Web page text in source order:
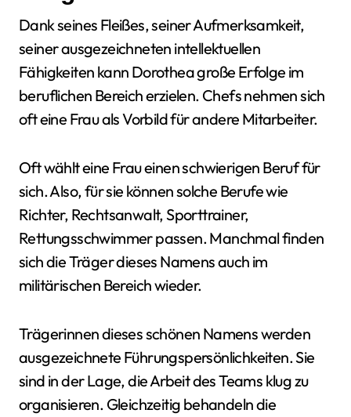
Dank seines Fleißes, seiner Aufmerksamkeit,
seiner ausgezeichneten intellektuellen
Fähigkeiten kann Dorothea große Erfolge im
beruflichen Bereich erzielen. Chefs nehmen sich
oft eine Frau als Vorbild für andere Mitarbeiter.
Oft wählt eine Frau einen schwierigen Beruf für
sich. Also, für sie können solche Berufe wie
Richter, Rechtsanwalt, Sporttrainer,
Rettungsschwimmer passen. Manchmal finden
sich die Träger dieses Namens auch im
militärischen Bereich wieder.
Trägerinnen dieses schönen Namens werden
ausgezeichnete Führungspersönlichkeiten. Sie
sind in der Lage, die Arbeit des Teams klug zu
organisieren. Gleichzeitig behandeln die